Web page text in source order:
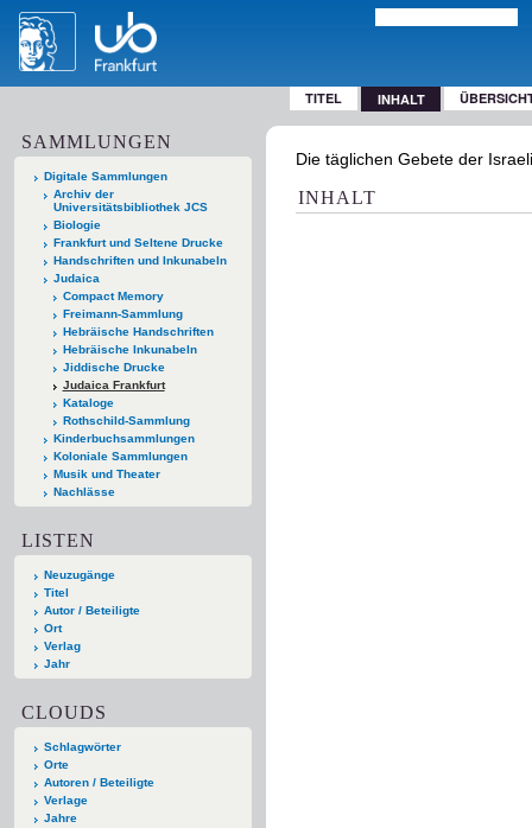
TITEL INHALT
SAMMLUNGEN
Digitale Sammlungen
Archiv der
Universitätsbibliothek JCS
Biologie
Frankfurt und Seltene Drucke
Handschriften und Inkunabeln
Judaica
Compact Memory
Freimann-Sammlung
Hebräische Handschriften
Hebräische Inkunabeln
Jiddische Drucke
Judaica Frankfurt
Kataloge
Rothschild-Sammlung
Kinderbuchsammlungen
Koloniale Sammlungen
Musik und Theater
Nachlässe
LISTEN
Neuzugänge
Titel
Autor / Beteiligte
Ort
Verlag
Jahr
CLOUDS
Schlagwörter
Orte
Autoren / Beteiligte
Verlage
Jahre
Die täglichen Gebete der
INHALT